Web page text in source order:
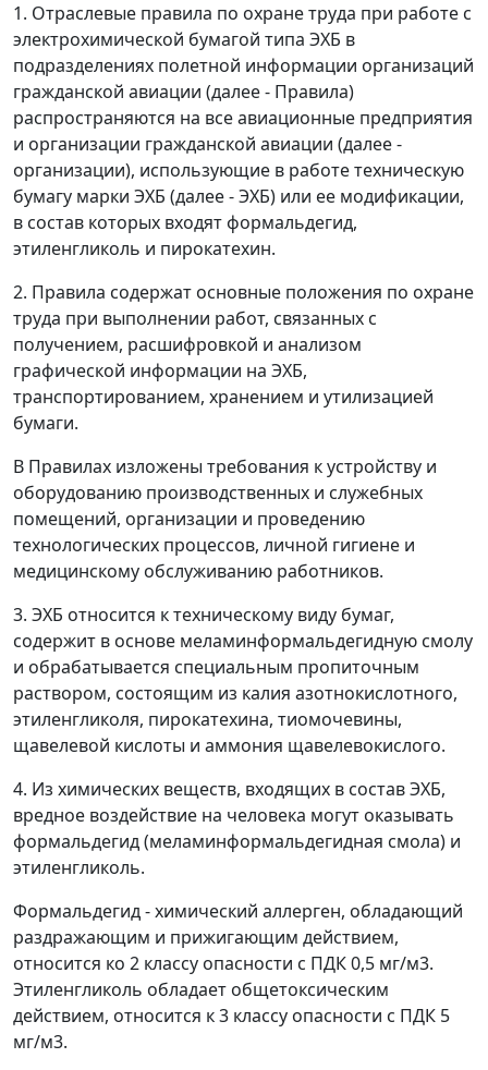
1. Отраслевые правила по охране труда при работе с
электрохимической бумагой типа ЭХБ в
подразделениях полетной информации организаций
гражданской авиации (далее - Правила)
распространяются на все авиационные предприятия
и организации гражданской авиации (далее -
организации), использующие в работе техническую
бумагу марки ЭХБ (далее - ЭХБ) или ее модификации,
в состав которых входят формальдегид,
этиленгликоль и пирокатехин.
2. Правила содержат основные положения по охране
труда при выполнении работ, связанных с
получением, расшифровкой и анализом
графической информации на ЭХБ,
транспортированием, хранением и утилизацией
бумаги.
В Правилах изложены требования к устройству и
оборудованию производственных и служебных
помещений, организации и проведению
технологических процессов, личной гигиене и
медицинскому обслуживанию работников.
3. ЭХБ относится к техническому виду бумаг,
содержит в основе меламинформальдегидную смолу
и обрабатывается специальным пропиточным
раствором, состоящим из калия азотнокислотного,
этиленгликоля, пирокатехина, тиомочевины,
щавелевой кислоты и аммония щавелевокислого.
4. Из химических веществ, входящих в состав ЭХБ,
вредное воздействие на человека могут оказывать
формальдегид (меламинформальдегидная смола) и
этиленгликоль.
Формальдегид - химический аллерген, обладающий
раздражающим и прижигающим действием,
относится ко 2 классу опасности с ПДК 0,5 мг/м3.
Этиленгликоль обладает общетоксическим
действием, относится к 3 классу опасности с ПДК 5
мг/м3.